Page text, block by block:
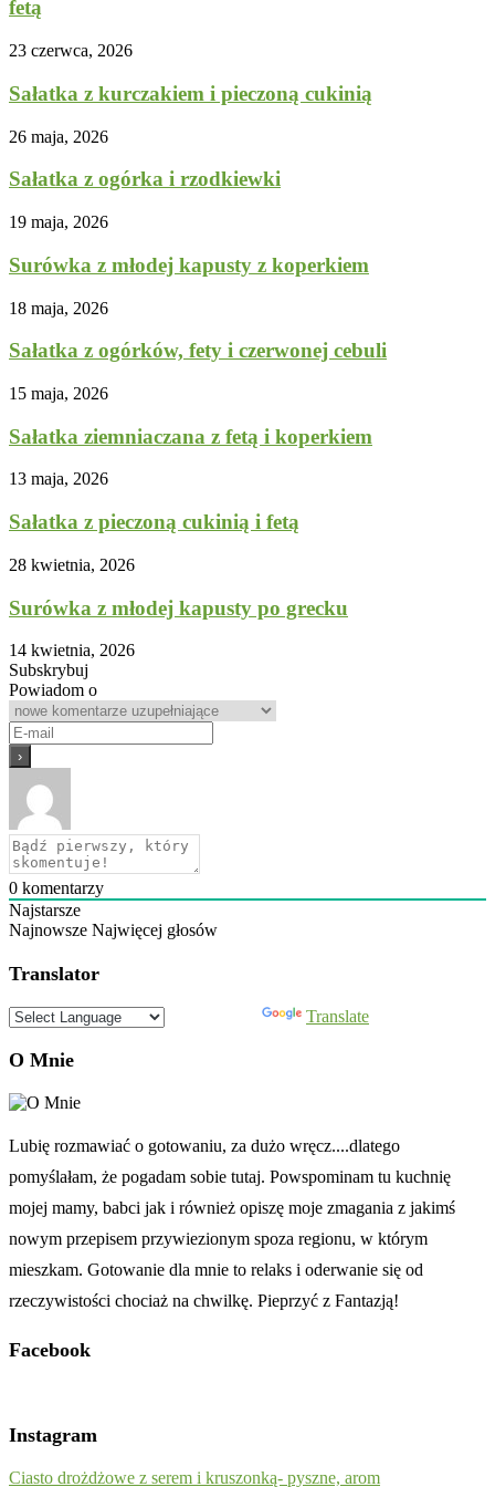
fetą
23 czerwca, 2026
Sałatka z kurczakiem i pieczoną cukinią
26 maja, 2026
Sałatka z ogórka i rzodkiewki
19 maja, 2026
Surówka z młodej kapusty z koperkiem
18 maja, 2026
Sałatka z ogórków, fety i czerwonej cebuli
15 maja, 2026
Sałatka ziemniaczana z fetą i koperkiem
13 maja, 2026
Sałatka z pieczoną cukinią i fetą
28 kwietnia, 2026
Surówka z młodej kapusty po grecku
14 kwietnia, 2026
Subskrybuj
Powiadom o
0 komentarzy
Najstarsze
Najnowsze Najwięcej głosów
Translator
Translate
O Mnie
Lubię rozmawiać o gotowaniu, za dużo wręcz....dlatego
pomyślałam, że pogadam sobie tutaj. Powspominam tu kuchnię
mojej mamy, babci jak i również opiszę moje zmagania z jakimś
nowym przepisem przywiezionym spoza regionu, w którym
mieszkam. Gotowanie dla mnie to relaks i oderwanie się od
rzeczywistości chociaż na chwilkę. Pieprzyć z Fantazją!
Facebook
Instagram
Ciasto drożdżowe z serem i kruszonką- pyszne, arom